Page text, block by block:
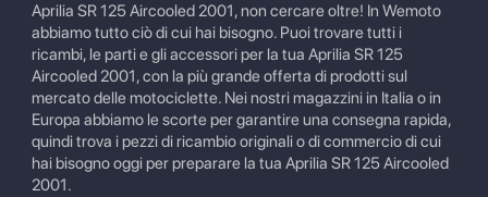
Aprilia SR 125 Aircooled 2001, non cercare oltre! In Wemoto
abbiamo tutto ciò di cui hai bisogno. Puoi trovare tutti i
ricambi, le parti e gli accessori per la tua Aprilia SR 125
Aircooled 2001, con la più grande offerta di prodotti sul
mercato delle motociclette. Nei nostri magazzini in Italia o in
Europa abbiamo le scorte per garantire una consegna rapida,
quindi trova i pezzi di ricambio originali o di commercio di cui
hai bisogno oggi per preparare la tua Aprilia SR 125 Aircooled
2001.